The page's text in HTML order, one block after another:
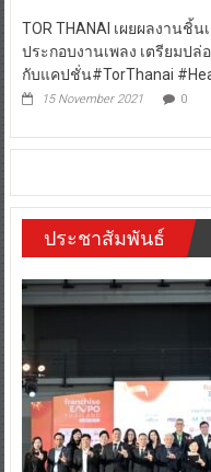
TOR THANAI เผยผลงานชิ้น
ประกอบงานเพลง เตรียมปล่
กับแคปชั่น#TorThanai
15 November 2021 0
ประชาสัมพันธ์